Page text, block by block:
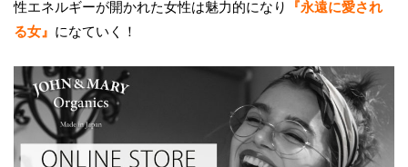
性エネルギーが開かれた女性は魅力的になり
『永遠に愛され
る女』 になていく！